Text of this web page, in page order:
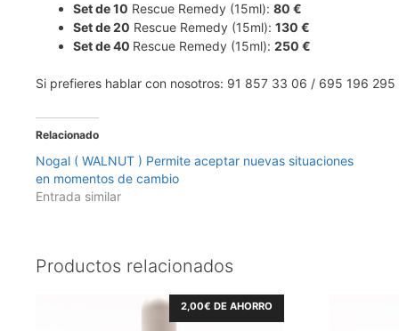
Set de10 Rescue Remedy (15ml): 80 €
Set de20 Rescue Remedy (15ml): 130 €
Set de40 Rescue Remedy (15ml): 250 €
Si prefieres hablar con nosotros: 91 857 33 06 / 695 196
Relacionado
Nogal ( WALNUT ) Permite aceptar nuevas situaciones
en momentos de cambio
Entrada similar
Productos relacionados
2,00€ DE AHORRO